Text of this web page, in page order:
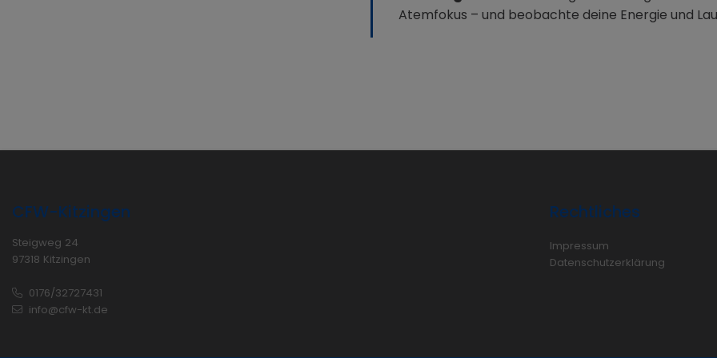
Atemfokus – und beobachte deine Energie und
CFW-Kitzingen
Steigweg 24
97318 Kitzingen
0176/32727431
info@cfw-kt.de
Rechtliches
Impressum
Datenschutzerklärung